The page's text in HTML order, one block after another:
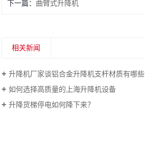
下一篇： 曲臂式升降机
相关新闻
升降机厂家谈铝合金升降机支杆材质有哪些要求？
如何选择高质量的上海升降机设备
升降货梯停电如何降下来？